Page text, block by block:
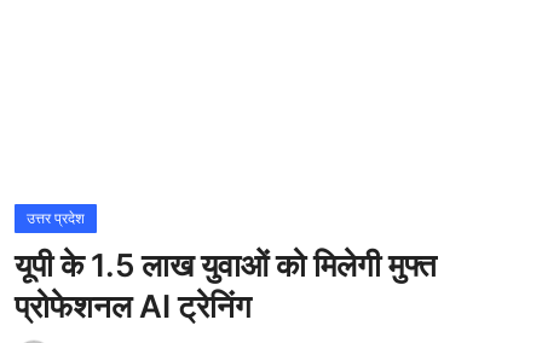
राज्य
अंतराष्ट्रीय
राजनीति
उत्तर प्रदेश
यूपी के 1.5 लाख युवाओं को मिलेगी मुफ्त
प्रोफेशनल AI ट्रेनिंग